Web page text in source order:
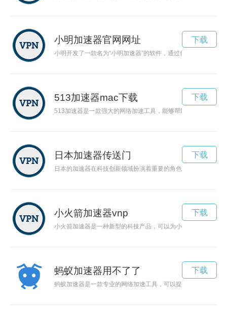
小明加速器官网网址
小明开发了一款名为“小明加速器”的软件，通过优化系统性能
下载
513加速器mac下载
513加速器是一款强大的网络加速工具，能够帮助用户提升网络
下载
日本加速器传送门
日本的加速器在科技创新领域扮演着重要的角色，推动着各种
下载
小火箭加速器vnp
小火箭加速器是一种新型的科技产品，可以为小火箭提供强大
下载
蚂蚁加速器用不了了
蚂蚁加速器是一款专业的网络加速工具，可以提供更快、更稳
下载